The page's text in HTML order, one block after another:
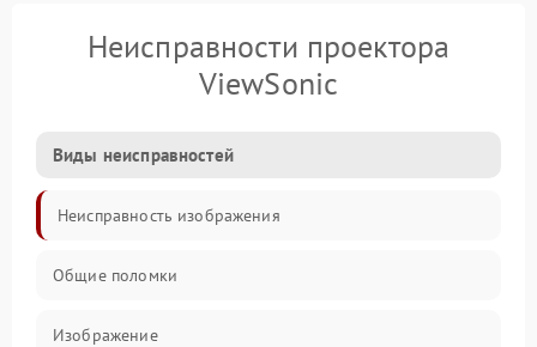
Неисправности проектора
ViewSonic
Виды неисправностей
Неисправность изображения
Общие поломки
Изображение